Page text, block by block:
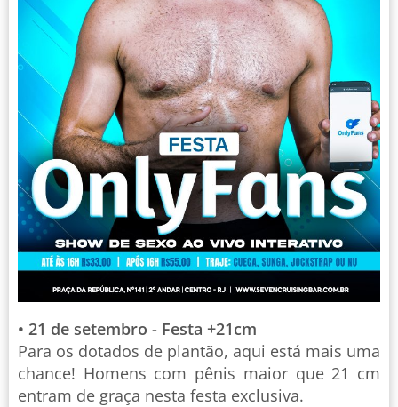
• 21 de setembro - Festa +21cm
Para os dotados de plantão, aqui está mais uma
chance! Homens com pênis maior que 21 cm
entram de graça nesta festa exclusiva.